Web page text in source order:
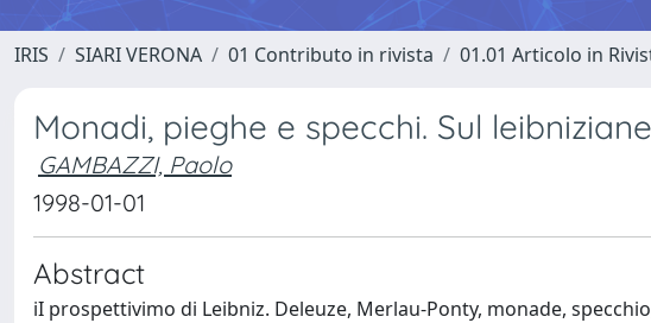
IRIS SIARI VERONA 01 Contributo in rivista 01.01 Articolo in
Monadi, pieghe e specchi. Sul
GAMBAZZI, Paolo
1998-01-01
Abstract
iI prospettivimo di Leibniz. Deleuze, Merlau-Ponty, monade,